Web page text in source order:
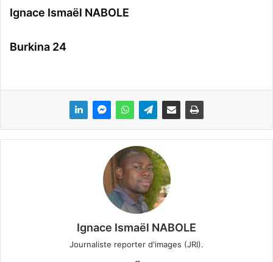
Ignace Ismaël NABOLE
Burkina 24
Ignace Ismaël NABOLE
Journaliste reporter d'images (JRI).